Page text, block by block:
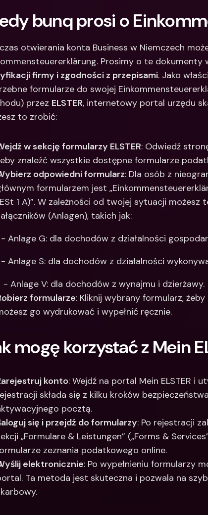
bunq prosi o
otwierania konta Business w Niemczech
firmy i zgodności z przepisami. ​Jako
formularze do swojej
przez ELSTER, internetowy portal urzędu
to zrobić:
w sekcję formularzy ELSTER: Odwiedź
znaleźć wszystkie dostępne formularze
odpowiedni formularz: Dla osób z
formularzem jest
1 A)”. W zależności od twojej sytuacji
(Anlagen), takich jak:
- Anlage G: dla dochodów z działalności
- Anlage S: dla dochodów z działalności
   - Anlage V: dla dochodów z wynajmu i dzierżawy.​
formularze: Kliknij wybrany formularz,
go wydrukować i wypełnić ręcznie.​
mogę korzystać z Mein
konto: Wejdź na portal Mein ELSTER i
składa się z kilku kroków
pocztą.
się i przejdź do formularzy: Po rejestracji
„Formulare & Leistungen” („Forms &
zeznania podatkowego online.​
elektronicznie: Po wypełnieniu formularzy
Ta metoda jest skuteczna i pozwala na